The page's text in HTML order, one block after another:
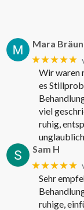
Mara
★★★★★
Wir waren
es
viel
ruhig,
unglaublich
Sam H
★★★★★
Sehr
ruhige,